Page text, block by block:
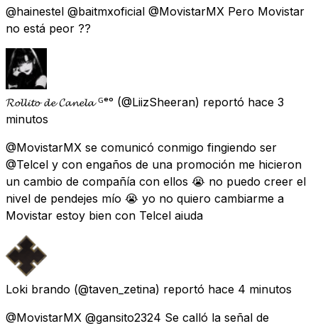
@hainestel @baitmxoficial @MovistarMX Pero Movistar
no está peor ??
𝓡𝓸𝓵𝓵𝓲𝓽𝓸 𝓭𝓮 𝓒𝓪𝓷𝓮𝓵𝓪 ᴳᵉᵒ (@LiizSheeran) reportó hace 3
minutos
@MovistarMX se comunicó conmigo fingiendo ser
@Telcel y con engaños de una promoción me hicieron
un cambio de compañía con ellos 😭 no puedo creer el
nivel de pendejes mío 😭 yo no quiero cambiarme a
Movistar estoy bien con Telcel aiuda
Loki brando (@taven_zetina) reportó hace 4 minutos
@MovistarMX @gansito2324 Se calló la señal de